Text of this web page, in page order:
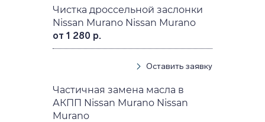
Чистка дроссельной заслонки
Nissan Murano Nissan Murano
от 1 280 р.
Оставить заявку
Частичная замена масла в
АКПП Nissan Murano Nissan
Murano